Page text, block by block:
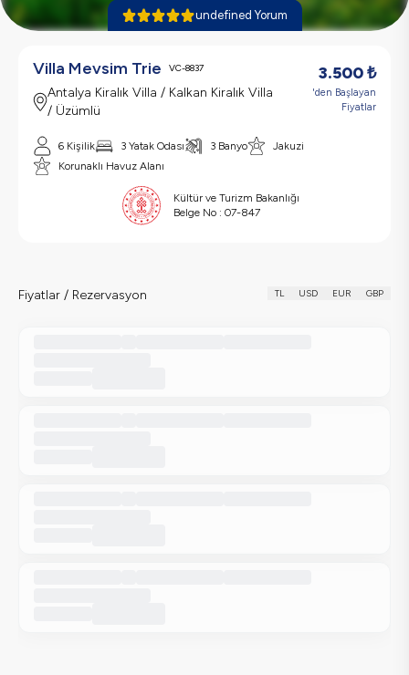
undefined Yorum
Villa Mevsim Trie VC-8837
Antalya Kiralık Villa / Kalkan Kiralık Villa
/ Üzümlü
3.500₺
'den Başlayan
Fiyatlar
6 Kişilik 3 Yatak Odası 3 Banyo
Jakuzi
Korunaklı Havuz Alanı
Kültür ve Turizm Bakanlığı
Belge No : 07-847
Fiyatlar / Rezervasyon TL USD EUR GBP